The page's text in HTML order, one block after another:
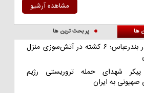
مشاهده آرشیو
ها پر بحث ترین ها
فاجعه در بندرعباس؛ ۶ کشته در آتش‌سوزی منزل
شهدای حمله تروریستی رژیم
صهیونی به ایران